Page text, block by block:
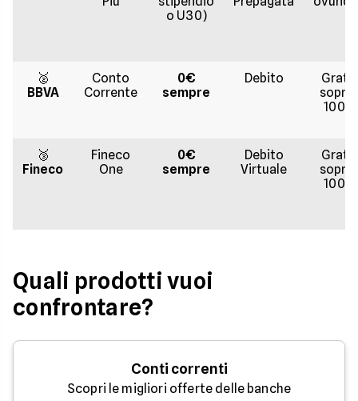
o U30)
🥈
BBVA
Conto
Corrente
0€
sempre
Debito
Gratis
sopra i
100€
🥉
Fineco
Fineco
One
0€
sempre
Debito
Virtuale
Gratis
sopra i
100€
Quali prodotti vuoi
confrontare?
Conti correnti
Scopri le migliori offerte delle banche